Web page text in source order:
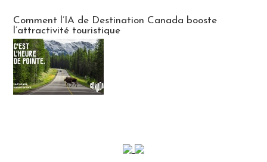
Comment l’IA de Destination Canada booste
l’attractivité touristique